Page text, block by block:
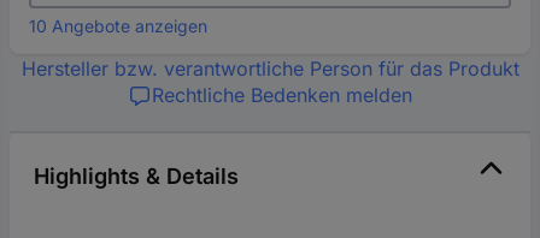
10 Angebote anzeigen
Hersteller bzw. verantwortliche Person für das Produkt
Rechtliche Bedenken melden
Highlights & Details